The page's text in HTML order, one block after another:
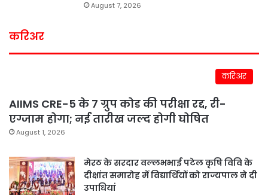
August 7, 2026
करिअर
करिअर
AIIMS CRE-5 के 7 ग्रुप कोड की परीक्षा रद्द, री-
एग्जाम होगा; नई तारीख जल्द होगी घोषित
August 1, 2026
मेरठ के सरदार वल्लभभाई पटेल कृषि विवि के
दीक्षांत समारोह में विद्यार्थियों को राज्यपाल ने दी
उपाधियां